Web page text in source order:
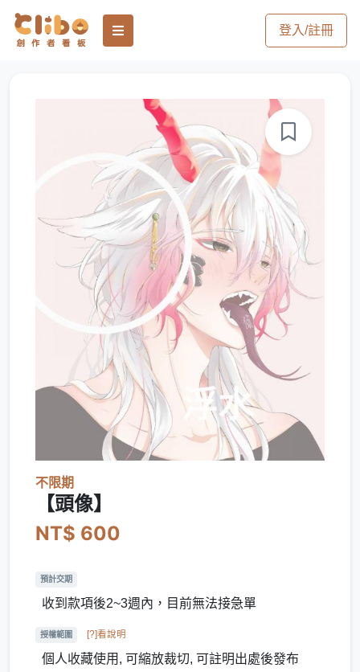
登入/註冊
不限期
【頭像】
NT$ 600
預計交期
收到款項後2~3週內，目前無法接急單
授權範圍 [?]看說明
個人收藏使用, 可縮放裁切, 可註明出處後發布